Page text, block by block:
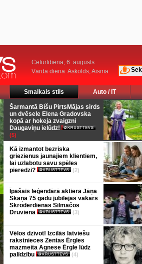
Ceturtdiena, 6. augusts
Vārda diena: Askolds, Aisma
Smalkais stils Auto / IT
Šarmantā Bišu PirtsMājas sirds
un dvēsele Elena Gradovska
kopā ar hokeja zvaigzni
Daugaviņu ielūdz!
(5)
Kā izmantot bezriska
griezienus jaunajiem klientiem,
lai uzlabotu savu spēles
pieredzi?
(2)
Īpašais leģendārā aktiera Jāņa
Skaņa 75 gadu jubilejas vakars
Skroderdienas Silmačos
Druvienā
(3)
Vēlos dzīvot! Izcilās latviešu
rakstnieces Zentas Ērgles
mazmeita Agnese Ērgle lūdz
palīdzību
(4)